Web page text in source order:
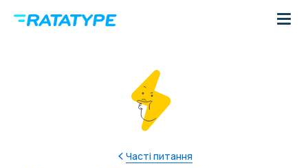
Часті питання